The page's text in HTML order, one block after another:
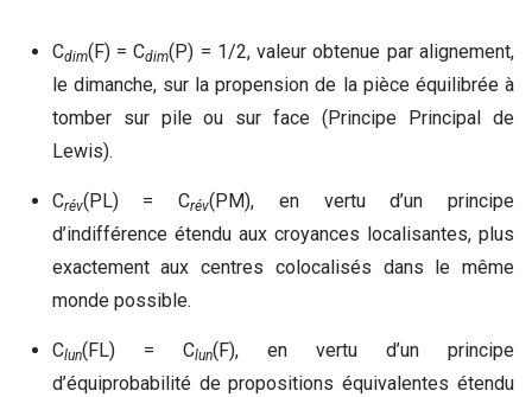
Cdim(F) = Cdim(P) = 1/2, valeur obtenue par alignement,
le dimanche, sur la propension de la pièce équilibrée à
tomber sur pile ou sur face (Principe Principal de
Lewis).
Crév(PL) = Crév(PM), en vertu d’un principe
d’indifférence étendu aux croyances localisantes, plus
exactement aux centres colocalisés dans le même
monde possible.
Clun(FL) = Clun(F), en vertu d’un principe
d’équiprobabilité de propositions équivalentes étendu